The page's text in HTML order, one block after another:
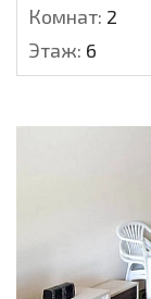
Комнат: 2
Этаж: 6